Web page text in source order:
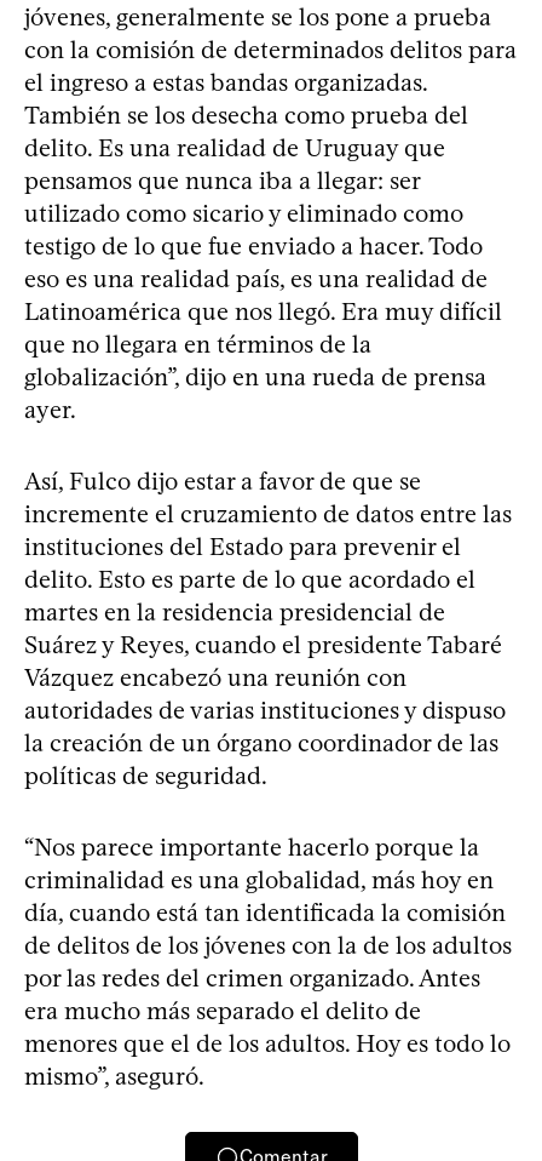
jóvenes, generalmente se los pone a prueba
con la comisión de determinados delitos para
el ingreso a estas bandas organizadas.
También se los desecha como prueba del
delito. Es una realidad de Uruguay que
pensamos que nunca iba a llegar: ser
utilizado como sicario y eliminado como
testigo de lo que fue enviado a hacer. Todo
eso es una realidad país, es una realidad de
Latinoamérica que nos llegó. Era muy difícil
que no llegara en términos de la
globalización”, dijo en una rueda de prensa
ayer.
Así, Fulco dijo estar a favor de que se
incremente el cruzamiento de datos entre las
instituciones del Estado para prevenir el
delito. Esto es parte de lo que acordado el
martes en la residencia presidencial de
Suárez y Reyes, cuando el presidente Tabaré
Vázquez encabezó una reunión con
autoridades de varias instituciones y dispuso
la creación de un órgano coordinador de las
políticas de seguridad.
“Nos parece importante hacerlo porque la
criminalidad es una globalidad, más hoy en
día, cuando está tan identificada la comisión
de delitos de los jóvenes con la de los adultos
por las redes del crimen organizado. Antes
era mucho más separado el delito de
menores que el de los adultos. Hoy es todo lo
mismo”, aseguró.